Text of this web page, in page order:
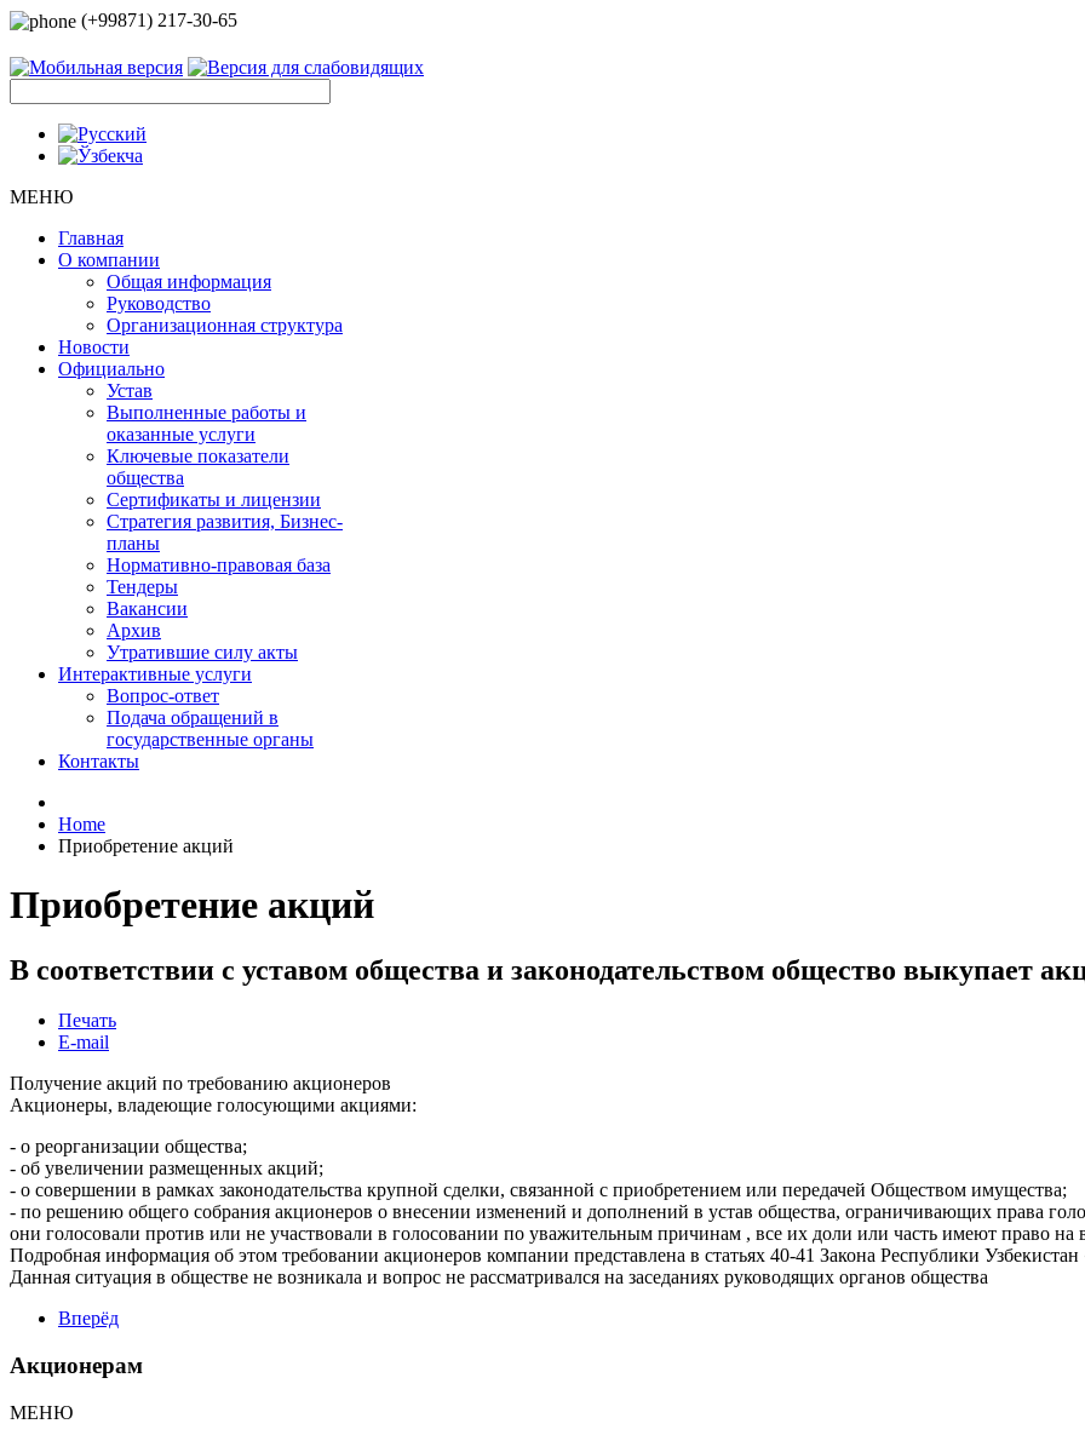
(+99871) 217-30-65
МЕНЮ
Главная
О компании
Общая информация
Руководство
Организационная структура
Новости
Официально
Устав
Выполненные работы и
оказанные услуги
Ключевые показатели
общества
Сертификаты и лицензии
Стратегия развития, Бизнес-
планы
Нормативно-правовая база
Тендеры
Вакансии
Архив
Утратившие силу акты
Интерактивные услуги
Вопрос-ответ
Подача обращений в
государственные органы
Контакты
Home
Приобретение акций
Приобретение акций
В соответствии с уставом общества и законодательством общество выкупает
Печать
E-mail
Получение акций по требованию акционеров
Акционеры, владеющие голосующими акциями:
- о реорганизации общества;
- об увеличении размещенных акций;
- о совершении в рамках законодательства крупной сделки, связанной с приобретением или передачей Обществом имущества;
- по решению общего собрания акционеров о внесении изменений и дополнений в устав общества, ограничивающих права
они голосовали против или не участвовали в голосовании по уважительным причинам , все их доли или часть имеют право на
Подробная информация об этом требовании акционеров компании представлена ​​в статьях 40-41 Закона Республики
Данная ситуация в обществе не возникала и вопрос не рассматривался на заседаниях руководящих органов общества
Вперёд
Акционерам
МЕНЮ